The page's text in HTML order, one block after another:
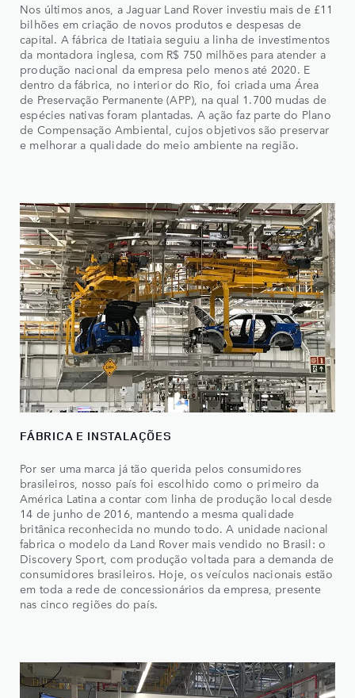
Nos últimos anos, a Jaguar Land Rover investiu mais de £11
bilhões em criação de novos produtos e despesas de
capital. A fábrica de Itatiaia seguiu a linha de investimentos
da montadora inglesa, com R$ 750 milhões para atender a
produção nacional da empresa pelo menos até 2020. E
dentro da fábrica, no interior do Rio, foi criada uma Área
de Preservação Permanente (APP), na qual 1.700 mudas de
espécies nativas foram plantadas. A ação faz parte do Plano
de Compensação Ambiental, cujos objetivos são preservar
e melhorar a qualidade do meio ambiente na região.
FÁBRICA E INSTALAÇÕES
Por ser uma marca já tão querida pelos consumidores
brasileiros, nosso país foi escolhido como o primeiro da
América Latina a contar com linha de produção local desde
14 de junho de 2016, mantendo a mesma qualidade
britânica reconhecida no mundo todo. A unidade nacional
fabrica o modelo da Land Rover mais vendido no Brasil: o
Discovery Sport, com produção voltada para a demanda de
consumidores brasileiros. Hoje, os veículos nacionais estão
em toda a rede de concessionários da empresa, presente
nas cinco regiões do país.